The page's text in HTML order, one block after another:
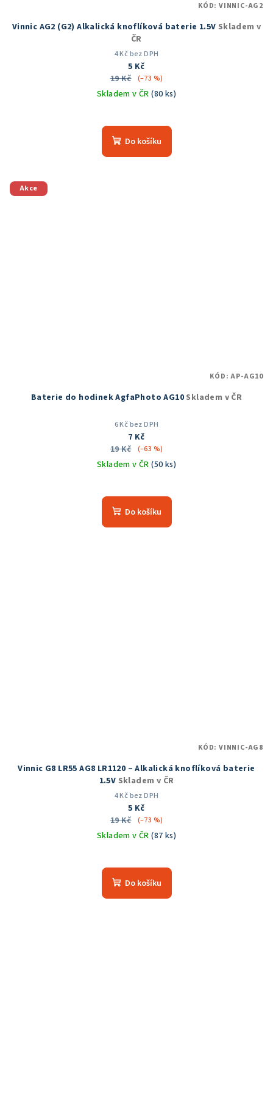
Vinnic AG2 (G2) Alkalická knoflíková baterie 1.5V Skladem v
ČR
4 Kč bez DPH
5 Kč
19 Kč
(–73 %)
Skladem v ČR(80 ks)
Do košíku
KÓD: VINNIC-AG2
Akce
Baterie do hodinek AgfaPhoto AG10 Skladem v ČR
6 Kč bez DPH
7 Kč
19 Kč
(–63 %)
Skladem v ČR(50 ks)
Do košíku
KÓD:AP-AG10
Vinnic G8 LR55 AG8 LR1120 – Alkalická knoflíková baterie
1.5V Skladem v ČR
4 Kč bez DPH
5 Kč
19 Kč
(–73 %)
Skladem v ČR(87 ks)
Do košíku
KÓD: VINNIC-AG8